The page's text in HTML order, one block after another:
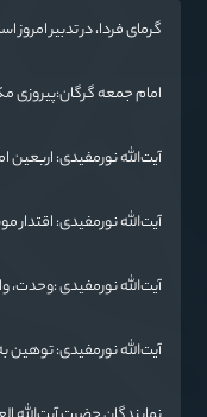
گرمای فردا، در تدبیر امروز
امام جمعه گرگان:پیروزی
آیت‌الله نورمفیدی:
آیت‌الله نورمفیدی:
آیت‌الله نورمفیدی :وحدت،
آیت‌الله نورمفیدی: